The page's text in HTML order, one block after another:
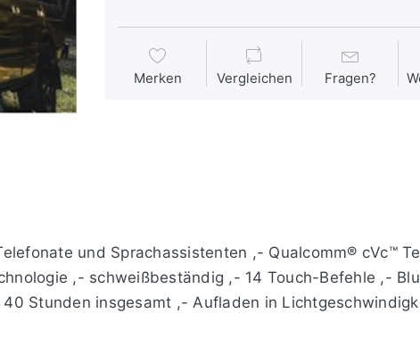
Merken Vergleichen Fragen?
und Sprachassistenten ,- Qualcomm® cVc™
,- schweißbeständig ,- 14 Touch-Befehle ,-
Stunden insgesamt ,- Aufladen in